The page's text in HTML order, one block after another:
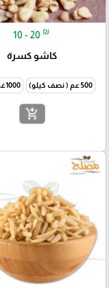
10 - 20 ₪
كاشو كسرة
500 عم ( نصف كيلو) 1000غم (اكيلو )
add_shopping_cart